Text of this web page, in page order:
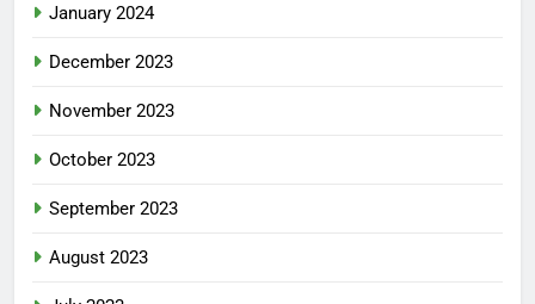
January 2024
December 2023
November 2023
October 2023
September 2023
August 2023